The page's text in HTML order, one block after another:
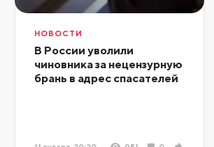
НОВОСТИ
В России уволили
чиновника за нецензурную
брань в адрес спасателей